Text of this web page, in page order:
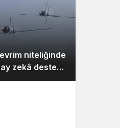
niteliğinde
zekâ destekli